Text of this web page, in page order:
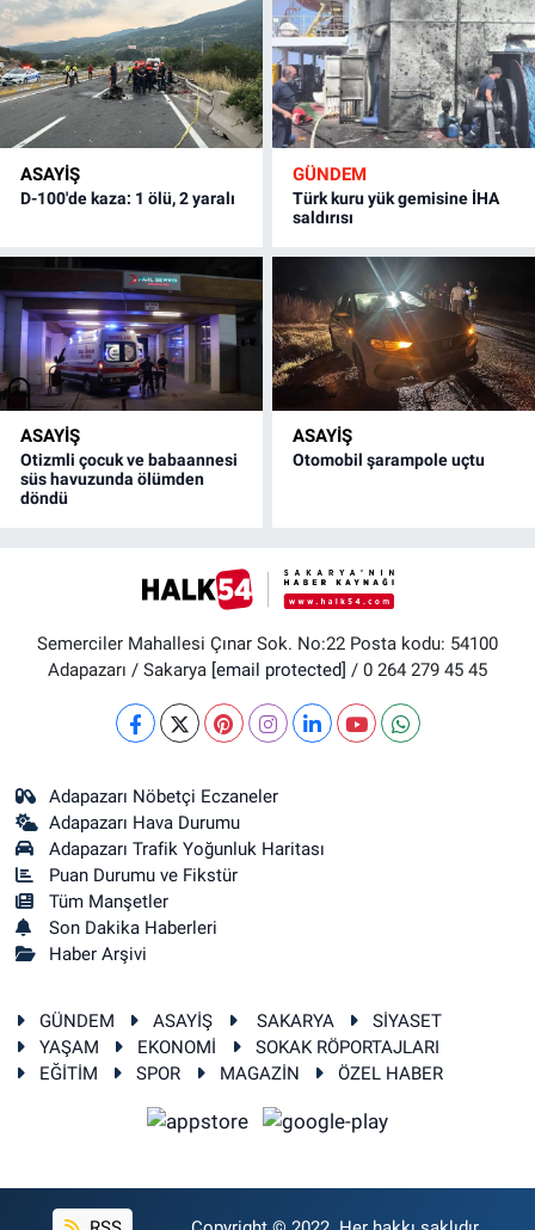
ASAYİŞ
D-100'de kaza: 1 ölü, 2 yaralı
GÜNDEM
Türk kuru yük gemisine İHA
saldırısı
ASAYİŞ
Otizmli çocuk ve babaannesi
süs havuzunda ölümden
döndü
ASAYİŞ
Otomobil şarampole uçtu
Semerciler Mahallesi Çınar Sok. No:22 Posta kodu: 54100
Adapazarı / Sakarya [email protected] / 0 264 279 45 45
Adapazarı Nöbetçi Eczaneler
Adapazarı Hava Durumu
Adapazarı Trafik Yoğunluk Haritası
Puan Durumu ve Fikstür
Tüm Manşetler
Son Dakika Haberleri
Haber Arşivi
GÜNDEM ASAYİŞ SAKARYA
SİYASET
YAŞAM
EKONOMİ
SOKAK RÖPORTAJLARI
EĞİTİM
SPOR MAGAZİN ÖZEL HABER